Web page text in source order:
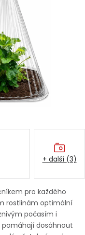
pro každého
rostlinám optimální
počasím i
pomáhají dosáhnout
+ další (3)